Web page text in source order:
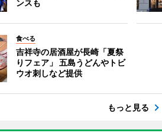
ンスも
食べる
吉祥寺の居酒屋が長崎「夏祭
りフェア」 五島うどんやトビ
ウオ刺しなど提供
もっと見る